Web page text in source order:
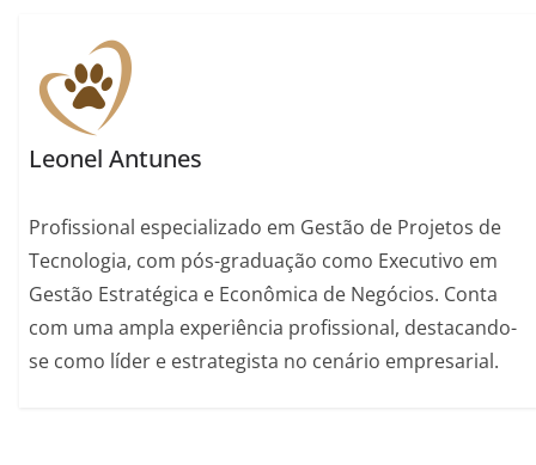
Leonel Antunes
Profissional especializado em Gestão de Projetos de
Tecnologia, com pós-graduação como Executivo em
Gestão Estratégica e Econômica de Negócios. Conta
com uma ampla experiência profissional, destacando-
se como líder e estrategista no cenário empresarial.